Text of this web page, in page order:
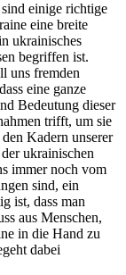
einige richtige
eine breite
ukrainisches
begriffen ist.
uns fremden
eine ganze
Bedeutung dieser
trifft, um sie
Kadern unserer
ukrainischen
immer noch vom
sind, ein
ist, dass man
aus Menschen,
in die Hand zu
dabei